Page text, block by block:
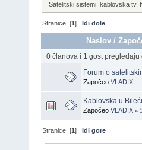
Satelitski sistemi, kablovska tv,
Stranice: [1]Idi dole
Naslov /
0 članova i 1 gost pregledaju
Forum o
Započeo VLADIX
Kablovska u Bileći
Započeo VLADIX « 1
Stranice: [1]Idi gore